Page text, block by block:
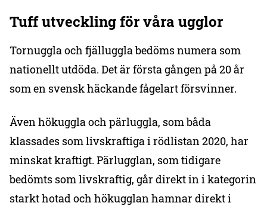
Tuff utveckling för våra ugglor
Tornuggla och fjälluggla bedöms numera som
nationellt utdöda. Det är första gången på 20 år
som en svensk häckande fågelart försvinner.
Även hökuggla och pärluggla, som båda
klassades som livskraftiga i rödlistan 2020, har
minskat kraftigt. Pärlugglan, som tidigare
bedömts som livskraftig, går direkt in i kategorin
starkt hotad och hökugglan hamnar direkt i